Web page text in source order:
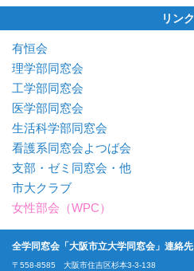
リンク
有恒会
理学部同窓会
工学部同窓会
医学部同窓会
生活科学部同窓会
看護系同窓会よつば会
支部・ゼミ同窓会・他
市大クラブ
女性部会（WPC）
全学同窓会「大阪市立大学同窓会」連絡先
〒558-8585 大阪市住吉区杉本3-3-138